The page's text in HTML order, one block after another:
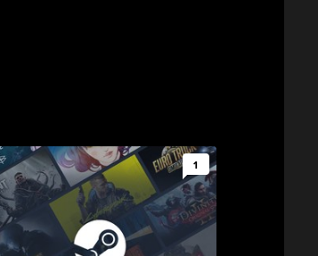
1